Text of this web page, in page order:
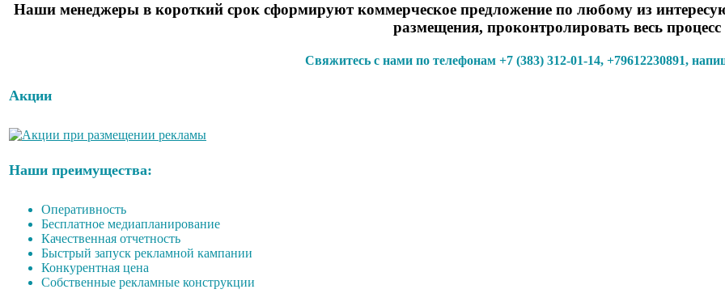
Наши менеджеры в короткий срок сформируют коммерческое предложение по любому из
размещения, проконтролировать весь
Свяжитесь с нами по телефонам +7 (383) 312-01-14, +79612230891,
Акции
Наши преимущества:
Оперативность
Бесплатное медиапланирование
Качественная отчетность
Быстрый запуск рекламной кампании
Конкурентная цена
Собственные рекламные конструкции